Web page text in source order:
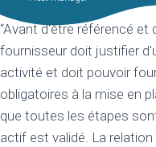
“Avant d'être référencé et
fournisseur doit justifier
activité et doit pouvoir
obligatoires à la mise en
que toutes les étapes
actif est validé. La